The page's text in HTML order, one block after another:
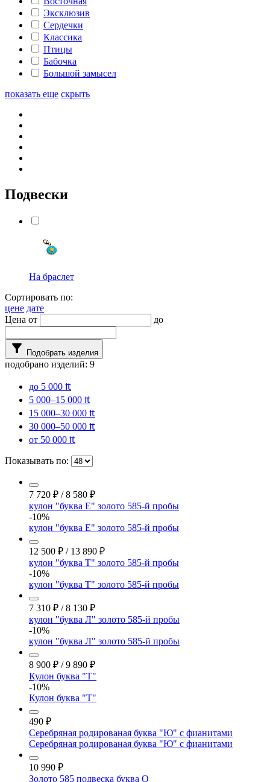
Эксклюзив
Сердечки
Классика
Птицы
Бабочка
Большой замысел
показать еще скрыть
Подвески
На браслет
Сортировать по:
цене дате
Цена от
до
filter_alt Подобрать изделия
подобрано изделий: 9
до 5 000 ₶
5 000–15 000 ₶
15 000–30 000 ₶
30 000–50 000 ₶
от 50 000 ₶
Показывать по:
7 720 ₽ / 8 580 ₽
кулон "буква Е" золото 585-й пробы
-10%
кулон "буква Е" золото 585-й пробы
12 500 ₽ / 13 890 ₽
кулон "буква Т" золото 585-й пробы
-10%
кулон "буква Т" золото 585-й пробы
7 310 ₽ / 8 130 ₽
кулон "буква Л" золото 585-й пробы
-10%
кулон "буква Л" золото 585-й пробы
8 900 ₽ / 9 890 ₽
Кулон буква "Т"
-10%
Кулон буква "Т"
490 ₽
Серебряная родированая буква "Ю" с фианитами
Серебряная родированая буква "Ю" с фианитами
10 990 ₽
Золото 585 подвеска буква О